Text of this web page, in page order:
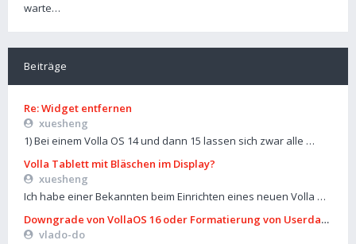
warte…
Beiträge
Re: Widget entfernen
xuesheng
1) Bei einem Volla OS 14 und dann 15 lassen sich zwar alle …
Volla Tablett mit Bläschen im Display?
xuesheng
Ich habe einer Bekannten beim Einrichten eines neuen Volla …
Downgrade von VollaOS 16 oder Formatierung von Userdata
vlado-do